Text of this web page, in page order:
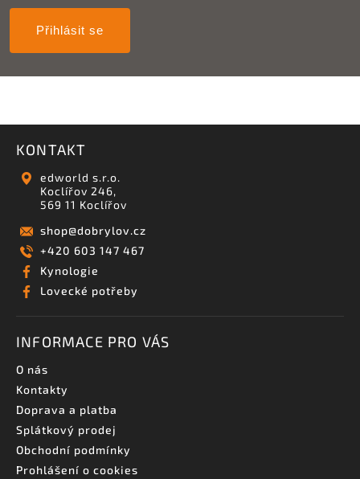
Přihlásit se
KONTAKT
edworld s.r.o.
Koclířov 246,
569 11 Koclířov
shop@dobrylov.cz
+420 603 147 467
Kynologie
Lovecké potřeby
INFORMACE PRO VÁS
O nás
Kontakty
Doprava a platba
Splátkový prodej
Obchodní podmínky
Prohlášení o cookies